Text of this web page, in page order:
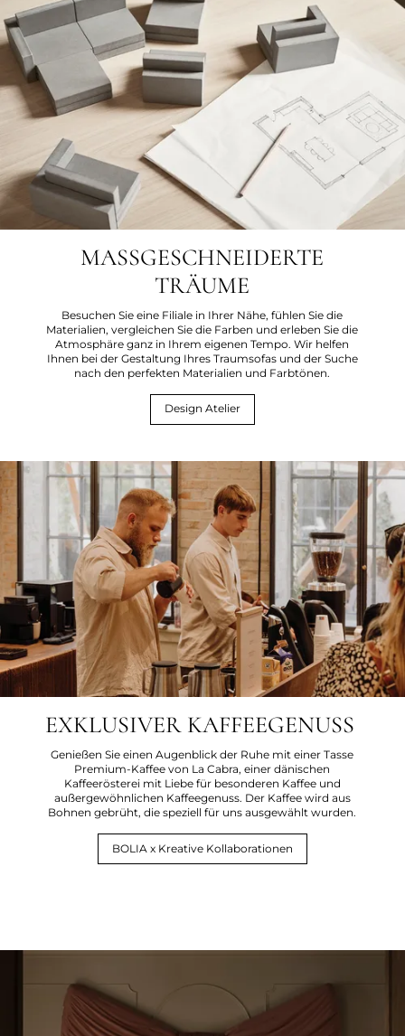
MASSGESCHNEIDERTE
TRÄUME
Besuchen Sie eine Filiale in Ihrer Nähe, fühlen Sie die
Materialien, vergleichen Sie die Farben und erleben Sie die
Atmosphäre ganz in Ihrem eigenen Tempo. Wir helfen
Ihnen bei der Gestaltung Ihres Traumsofas und der Suche
nach den perfekten Materialien und Farbtönen.
Design Atelier
EXKLUSIVER KAFFEEGENUSS
Genießen Sie einen Augenblick der Ruhe mit einer Tasse
Premium-Kaffee von La Cabra, einer dänischen
Kaffeerösterei mit Liebe für besonderen Kaffee und
außergewöhnlichen Kaffeegenuss. Der Kaffee wird aus
Bohnen gebrüht, die speziell für uns ausgewählt wurden.
BOLIA x Kreative Kollaborationen